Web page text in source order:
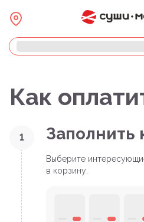
Как
1 Заполнить
Выберите
в корзину.